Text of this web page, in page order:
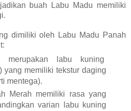
buah Labu Madu memiliki
dimiliki oleh Labu Madu Panah
merupakan labu kuning
yang memiliki tekstur daging
mentega).
Merah memiliki rasa yang
varian labu kuning